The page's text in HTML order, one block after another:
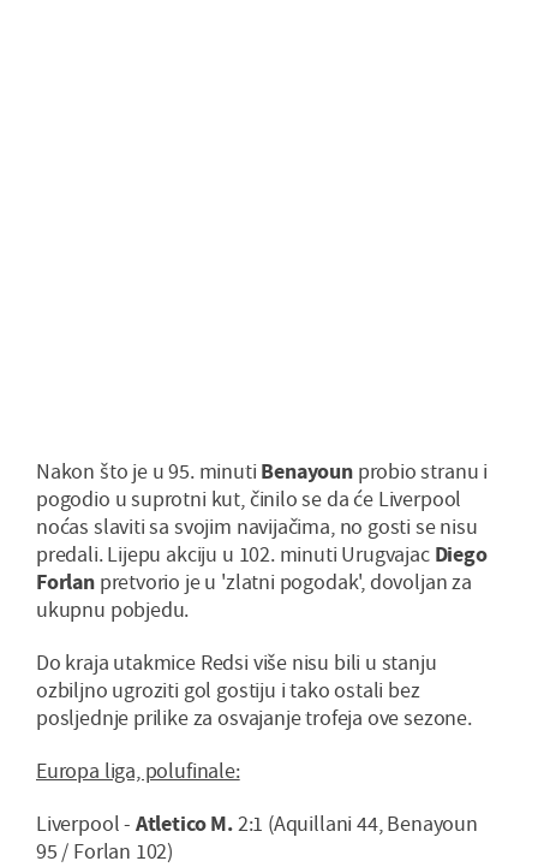
Nakon što je u 95. minuti Benayounprobio stranu i
pogodio u suprotni kut, činilo se da će Liverpool
noćas slaviti sa svojim navijačima, no gosti se nisu
predali. Lijepu akciju u 102. minuti Urugvajac Diego
Forlanpretvorio je u 'zlatni pogodak', dovoljan za
ukupnu pobjedu.
Do kraja utakmice Redsi više nisu bili u stanju
ozbiljno ugroziti gol gostiju i tako ostali bez
posljednje prilike za osvajanje trofeja ove sezone.
Europa liga, polufinale:
Liverpool - Atletico M.2:1 (Aquillani 44, Benayoun
95 / Forlan 102)